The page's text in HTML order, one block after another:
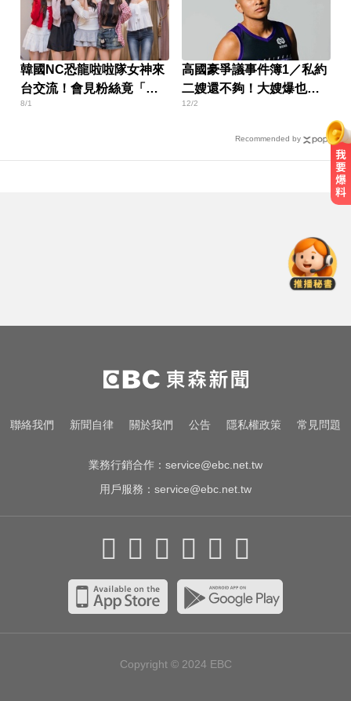
韓國NC恐龍啦啦隊女神來
台交流！會見粉絲竟「撂
台語」
8/1
高國豪爭議事件簿1／私約
二嫂還不夠！大嫂爆也曾
被騷擾
12/2
Recommended by
萬安：人民記憶「洗不掉」
里約直升機墜毀 哥倫比亞一家3名
女性罹難
快訊／颱風假最新！全台9地達標
聯絡我們 新聞自律 關於我們 公告 隱私權政策 常見問題
業務行銷合作： service@ebc.net.tw
用戶服務： service@ebc.net.tw
Copyright © 2024 EBC